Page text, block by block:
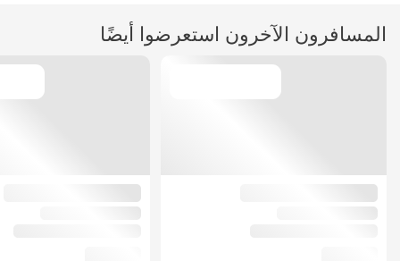
المسافرون الآخرون استعرضوا أيضًا